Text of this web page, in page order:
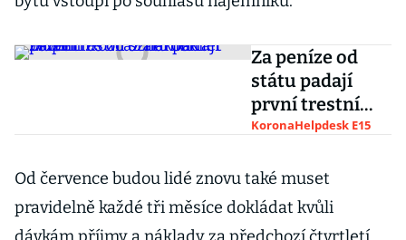
Za peníze od
státu padají
první trestní
oznámení.
několik let
vězení
KoronaHelpdesk E15
Od července budou lidé znovu také muset
pravidelně každé tři měsíce dokládat kvůli